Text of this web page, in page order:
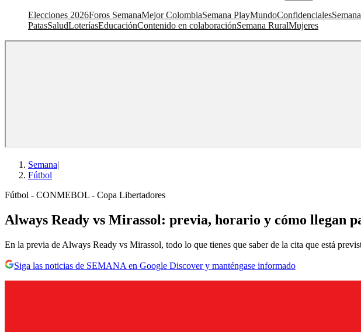
Elecciones 2026Foros SemanaMejor ColombiaSemana PlayMundoConfidenciales
PatasSaludLoteríasEducaciónContenido en colaboraciónSemana RuralMujeres
Semana|
Fútbol
Fútbol - CONMEBOL - Copa Libertadores
Always Ready vs Mirassol: previa, horario y cómo llegan
En la previa de Always Ready vs Mirassol, todo lo que tienes que saber de la cita que está
Siga las noticias de SEMANA en Google Discover y manténgase informado